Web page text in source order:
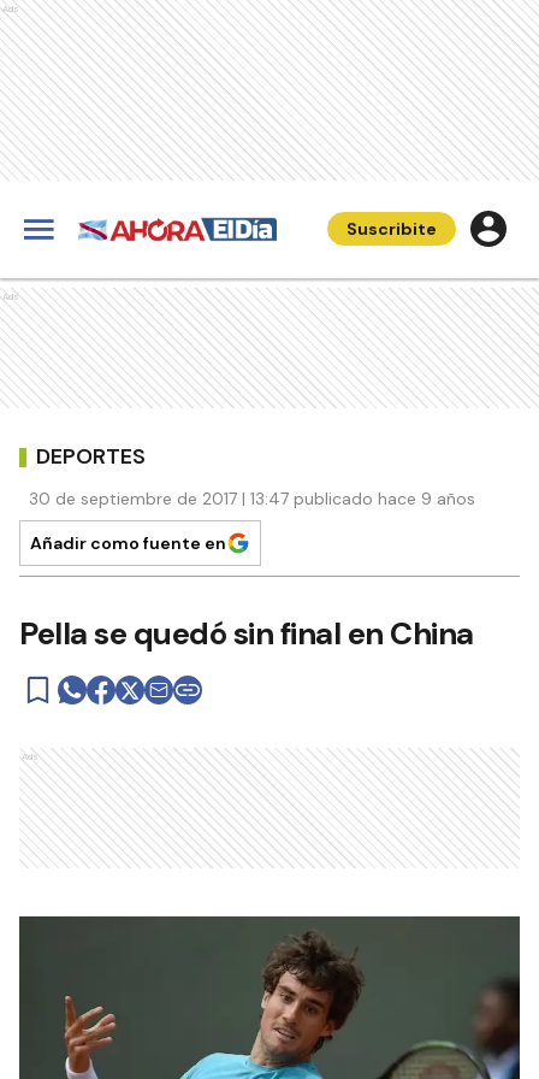
Ads
Suscribite
Ads
DEPORTES
30 de septiembre de 2017 | 13:47 publicado hace 9 años
Añadir como fuente en
Pella se quedó sin final en China
Ads